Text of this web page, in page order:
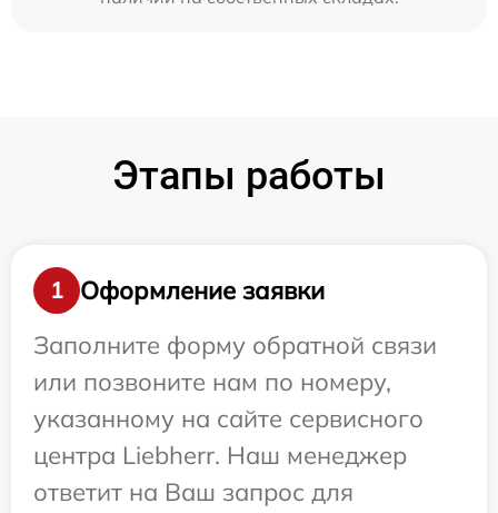
Этапы работы
1
Оформление заявки
Заполните форму обратной связи
или позвоните нам по номеру,
указанному на сайте сервисного
центра Liebherr. Наш менеджер
ответит на Ваш запрос для